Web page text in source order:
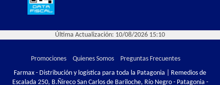
Última Actualización: 10/08/2026 15:10
Promociones Quienes Somos
Preguntas Frecuentes
Farmax - Distribución y logística para toda la Patagonia | Remedios de
Escalada 250, B.Ñireco San Carlos de Bariloche, Río Negro - Patagonia -